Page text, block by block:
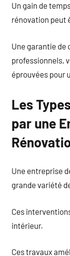
Un gain de
rénovation peut
Une garantie de
professionnels,
éprouvées pour
Les
par une
Une entreprise
grande variété
Ces
intérieur.
Ces travaux